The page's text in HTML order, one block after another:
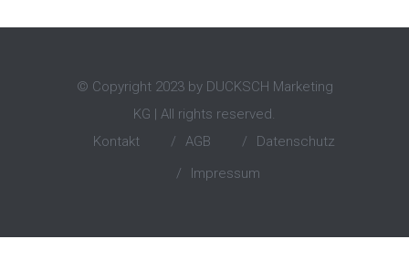
© Copyright 2023 by DUCKSCH Marketing
KG | All rights reserved.
Kontakt
/ AGB /
Datenschutz
/
Impressum